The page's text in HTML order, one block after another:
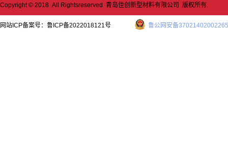
Copyright © 2018 All Rightsreserved 青岛佳创新型材料有限公司 版权所有.
鲁公网安备
网站ICP备案号： 鲁ICP备2022018121号